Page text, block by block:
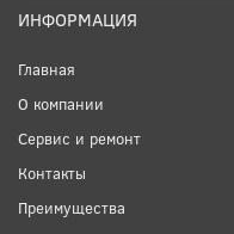
ИНФОРМАЦИЯ
Главная
О компании
Сервис и ремонт
Контакты
Преимущества